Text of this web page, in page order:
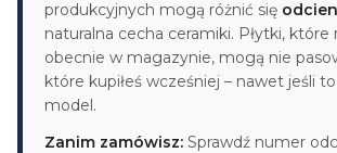
produkcyjnych mogą różnić się
naturalna cecha ceramiki. Płytki,
obecnie w magazynie, mogą nie
które kupiłeś wcześniej – nawet jeśli
model.
Zanim zamówisz: Sprawdź numer